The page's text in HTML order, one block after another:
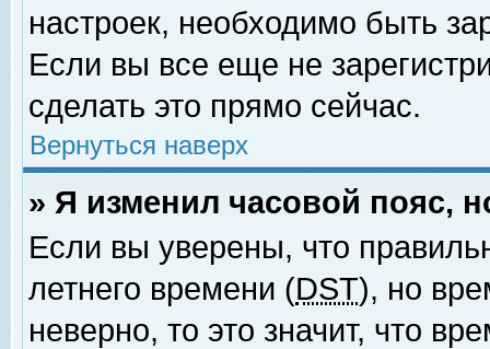
настроек, необходимо быть
Если вы все еще не
сделать это прямо сейчас.
Вернуться наверх
» Я изменил часовой пояс,
Если вы уверены, что
летнего времени (DST), но
неверно, то это значит, что